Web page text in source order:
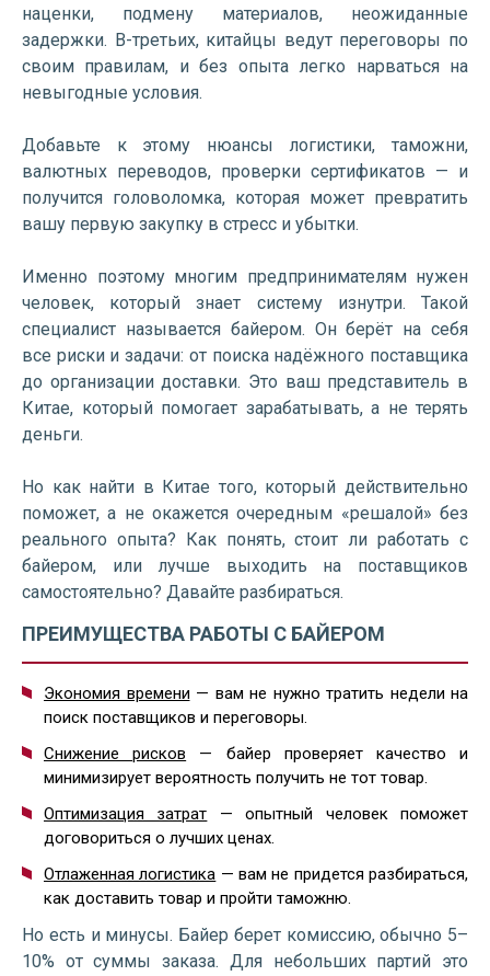
наценки, подмену материалов, неожиданные
задержки. В-третьих, китайцы ведут переговоры по
своим правилам, и без опыта легко нарваться на
невыгодные условия.
Добавьте к этому нюансы логистики, таможни,
валютных переводов, проверки сертификатов — и
получится головоломка, которая может превратить
вашу первую закупку в стресс и убытки.
Именно поэтому многим предпринимателям нужен
человек, который знает систему изнутри. Такой
специалист называется байером. Он берёт на себя
все риски и задачи: от поиска надёжного поставщика
до организации доставки. Это ваш представитель в
Китае, который помогает зарабатывать, а не терять
деньги.
Но как найти в Китае того, который действительно
поможет, а не окажется очередным «решалой» без
реального опыта? Как понять, стоит ли работать с
байером, или лучше выходить на поставщиков
самостоятельно? Давайте разбираться.
ПРЕИМУЩЕСТВА РАБОТЫ С БАЙЕРОМ
Экономия времени — вам не нужно тратить недели на
поиск поставщиков и переговоры.
Снижение рисков — байер проверяет качество и
минимизирует вероятность получить не тот товар.
Оптимизация затрат — опытный человек поможет
договориться о лучших ценах.
Отлаженная логистика — вам не придется разбираться,
как доставить товар и пройти таможню.
Но есть и минусы. Байер берет комиссию, обычно 5–
10% от суммы заказа. Для небольших партий это